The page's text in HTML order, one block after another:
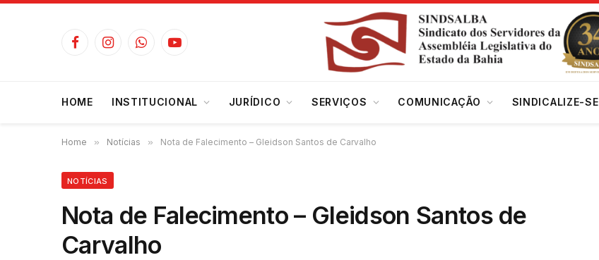
FacebookInstagramWhatsAppYouTube
HOME INSTITUCIONAL JURÍDICO SERVIÇOS COMUNICAÇÃO SINDICALIZE-SE
Home » Notícias » Nota de Falecimento – Gleidson Santos de Carvalho
NOTÍCIAS
Nota de Falecimento – Gleidson Santos de
Carvalho